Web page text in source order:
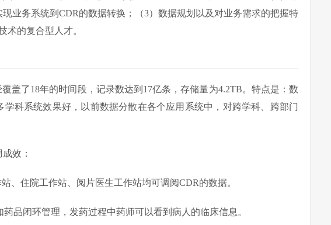
业务系统到CDR的数据转换；（3）数据规划以及对业务需求的把握特
术的复合型人才。
盖了18年的时间段，记录数达到17亿条，存储量为4.2TB。特点是：数
科系统效果好，以前数据分散在各个应用系统中，对跨学科、跨部门
效：
、住院工作站、阅片医生工作站均可调阅CDR的数据。
药品闭环管理，发药过程中药师可以看到病人的临床信息。